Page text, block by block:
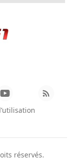
réservés.